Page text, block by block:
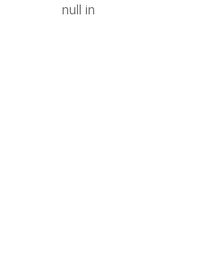
null in